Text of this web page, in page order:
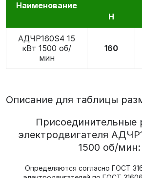
Наименование
H
АДЧР160S4 15
кВт 1500 об/
мин
160
Описание для таблицы
Присоединительные
электродвигателя
1500 об/мин:
Определяются согласно ГОСТ